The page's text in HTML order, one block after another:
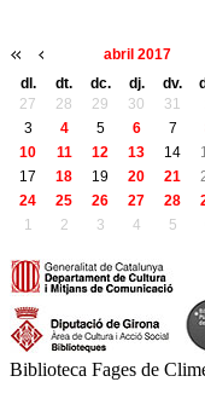
abril 2017
dl.
dt. dc. dj. dv.
27
28 29 30 31
3
4 5 6 7
10
11 12 13 14
17
18 19 20 21
24
25 26 27 28
1
2 3 4 5
Biblioteca Fages de